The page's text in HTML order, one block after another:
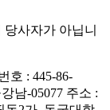
사자가 아닙니
호 : 445-86-
남-05077 주소 :